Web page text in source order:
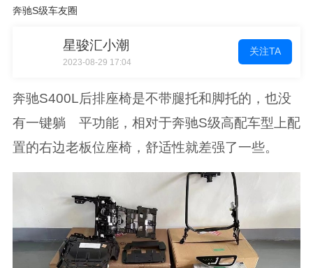
车安全
奔驰S级车友圈
星骏汇小潮
2023-08-29 17:04
关注TA
奔驰S400L后排座椅是不带腿托和脚托的，也没
有一键躺 平功能，相对于奔驰S级高配车型上配
置的右边老板位座椅，舒适性就差强了一些。